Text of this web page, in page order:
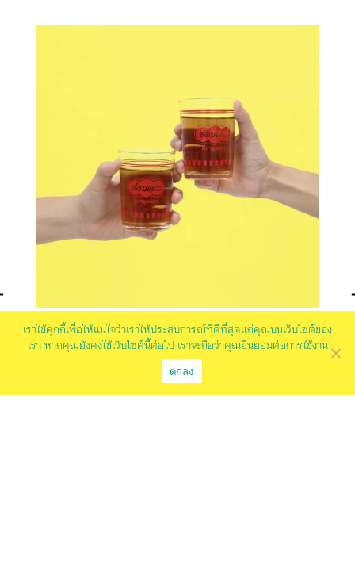
Neighbourmart Thank You Glass
เราใช้คุกกี้เพื่อให้แน่ใจว่าเราให้ประสบการณ์ที่ดีที่สุดแก่คุณบนเว็บไซต์ของ
เรา หากคุณยังคงใช้เว็บไซต์นี้ต่อไป เราจะถือว่าคุณยินยอมต่อการใช้งาน
ตกลง